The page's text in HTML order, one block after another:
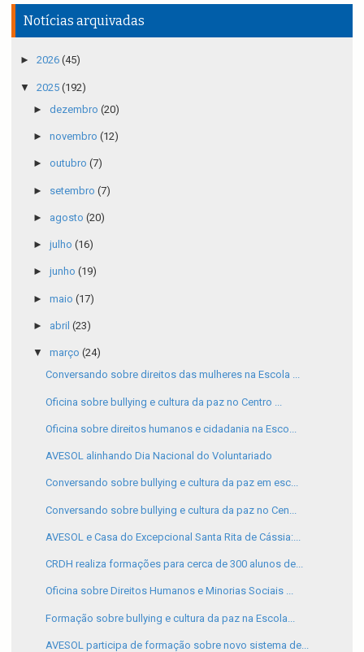
Notícias arquivadas
► 2026 (45)
▼ 2025 (192)
► dezembro (20)
► novembro (12)
► outubro (7)
► setembro (7)
► agosto (20)
► julho (16)
► junho (19)
► maio (17)
► abril (23)
▼ março (24)
Conversando sobre direitos das mulheres na Escola ...
Oficina sobre bullying e cultura da paz no Centro ...
Oficina sobre direitos humanos e cidadania na Esco...
AVESOL alinhando Dia Nacional do Voluntariado
Conversando sobre bullying e cultura da paz em esc...
Conversando sobre bullying e cultura da paz no Cen...
AVESOL e Casa do Excepcional Santa Rita de Cássia:...
CRDH realiza formações para cerca de 300 alunos de...
Oficina sobre Direitos Humanos e Minorias Sociais ...
Formação sobre bullying e cultura da paz na Escola...
AVESOL participa de formação sobre novo sistema de...